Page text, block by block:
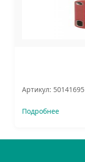
Артикул: 50141695
Подробнее